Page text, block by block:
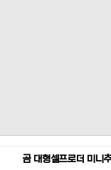
곰 대형셀프로더 미니